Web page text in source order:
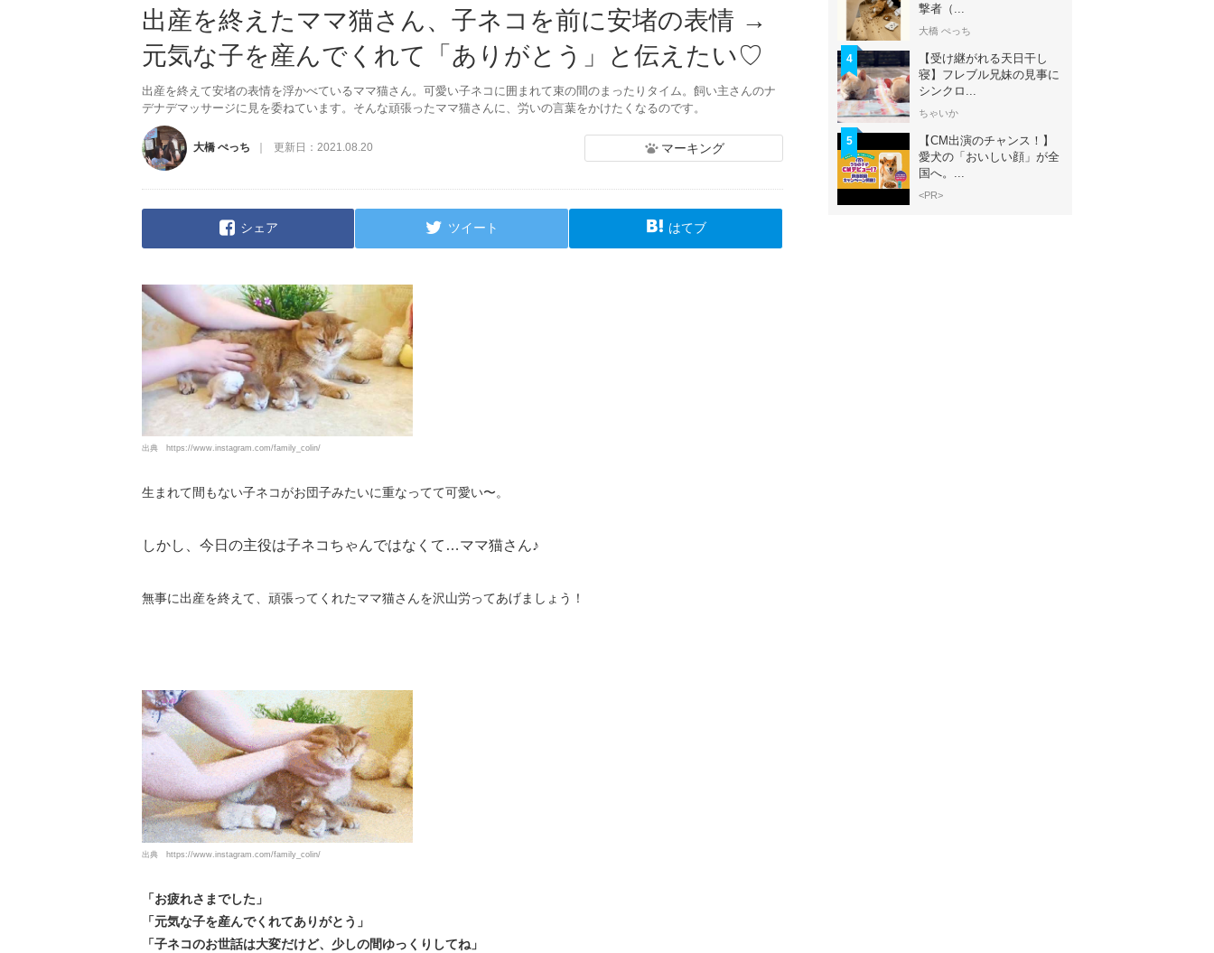
出産を終えたママ猫さん、子ネコを前に安堵の表情 →
元気な子を産んでくれて「ありがとう」と伝えたい♡
出産を終えて安堵の表情を浮かべているママ猫さん。可愛い子ネコに囲まれて束の間のまったりタイム。飼い主さんのナ
デナデマッサージに見を委ねています。そんな頑張ったママ猫さんに、労いの言葉をかけたくなるのです。
大橋 ぺっち 更新日： 2021.08.20 マーキング
シェア ツイート はてブ
出典 https://www.instagram.com/family_colin/
生まれて間もない子ネコがお団子みたいに重なってて可愛い〜。
しかし、今日の主役は子ネコちゃんではなくて…ママ猫さん♪
無事に出産を終えて、頑張ってくれたママ猫さんを沢山労ってあげましょう！
出典 https://www.instagram.com/family_colin/
「お疲れさまでした」
「元気な子を産んでくれてありがとう」
「子ネコのお世話は大変だけど、少しの間ゆっくりしてね」
撃者（...
大橋 ぺっち
4
【受け継がれる天日干し
寝】フレブル兄妹の見事に
シンクロ...
ちゃいか
5
【CM出演のチャンス！】
愛犬の「おいしい顔」が全
国へ。...
<PR>